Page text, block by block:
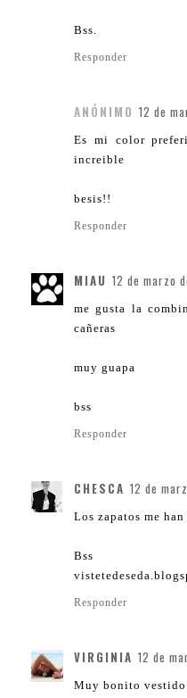
Bss.
Responder
ANÓNIMO 12 de
Es mi color
increible
besis!!
Responder
MIAU 12 de marzo
me gusta la
cañeras
muy guapa
bss
Responder
CHESCA 12 de
Los zapatos me
Bss
Responder
VIRGINIA 12 de
Muy bonito